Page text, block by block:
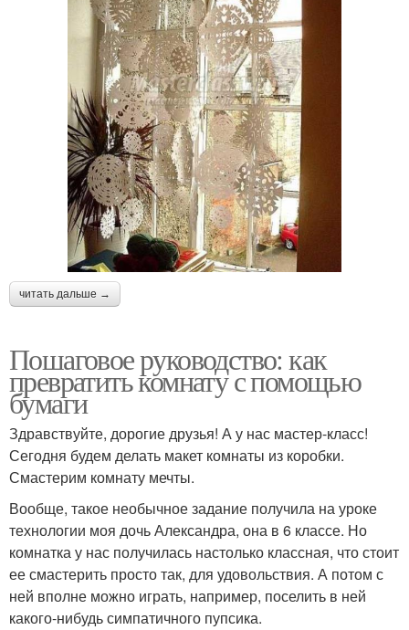
читать дальше →
Пошаговое руководство: как
превратить комнату с помощью
бумаги
Здравствуйте, дорогие друзья! А у нас мастер-класс!
Сегодня будем делать макет комнаты из коробки.
Смастерим комнату мечты.
Вообще, такое необычное задание получила на уроке
технологии моя дочь Александра, она в 6 классе. Но
комнатка у нас получилась настолько классная, что стоит
ее смастерить просто так, для удовольствия. А потом с
ней вполне можно играть, например, поселить в ней
какого-нибудь симпатичного пупсика.